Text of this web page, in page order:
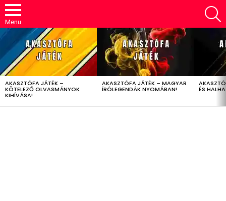
Menu
LATEST
STORIES
AKASZTÓFA JÁTÉK –
KÖTELEZŐ OLVASMÁNYOK
KIHÍVÁSA!
AKASZTÓFA JÁTÉK – MAGYAR
ÍRÓLEGENDÁK NYOMÁBAN! ÉS